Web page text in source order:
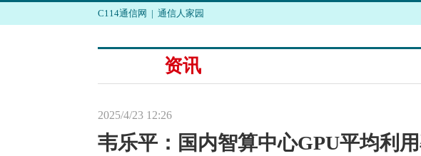
C114通信网 | 通信人家园
资讯
2025/4/23 12:26
韦乐平：国内智算中心GPU平均利